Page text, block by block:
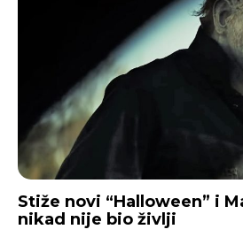
Stiže novi “Halloween” i
nikad nije bio življi